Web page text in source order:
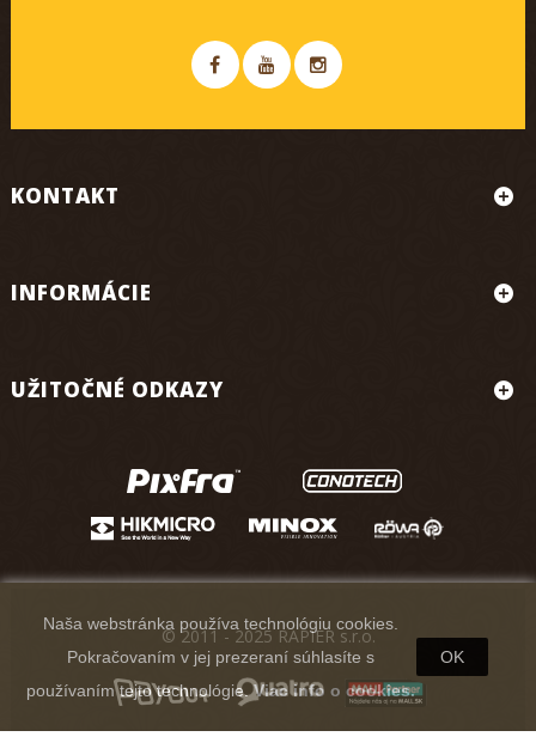
KONTAKT
INFORMÁCIE
UŽITOČNÉ ODKAZY
Naša webstránka používa technológiu cookies.
Pokračovaním v jej prezeraní súhlasíte s
používaním tejto technológie.Viac info o cookies.
OK
© 2011 - 2025 RAPIER s.r.o.